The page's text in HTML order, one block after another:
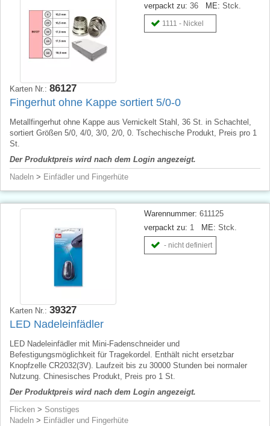
verpackt zu: 36 ME: Stck.
1111 - Nickel
Karten Nr.: 86127
Fingerhut ohne Kappe sortiert 5/0-0
Metallfingerhut ohne Kappe aus Vernickelt Stahl, 36 St. in Schachtel,
sortiert Größen 5/0, 4/0, 3/0, 2/0, 0. Tschechische Produkt, Preis pro 1
St.
Der Produktpreis wird nach dem Login angezeigt.
Nadeln > Einfädler und Fingerhüte
Warennummer: 611125
verpackt zu: 1 ME: Stck.
- nicht definiert
Karten Nr.: 39327
LED Nadeleinfädler
LED Nadeleinfädler mit Mini-Fadenschneider und
Befestigungsmöglichkeit für Tragekordel. Enthält nicht ersetzbar
Knopfzelle CR2032(3V). Laufzeit bis zu 30000 Stunden bei normaler
Nutzung. Chinesisches Produkt, Preis pro 1 St.
Der Produktpreis wird nach dem Login angezeigt.
Flicken > Sonstiges
Nadeln > Einfädler und Fingerhüte